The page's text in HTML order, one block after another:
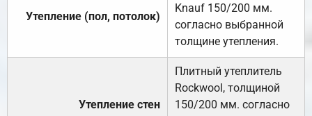
Утепление (пол, потолок)
Knauf 150/200 мм.
согласно выбранной
толщине утепления.
Утепление стен
Плитный утеплитель
Rockwool, толщиной
150/200 мм. согласно